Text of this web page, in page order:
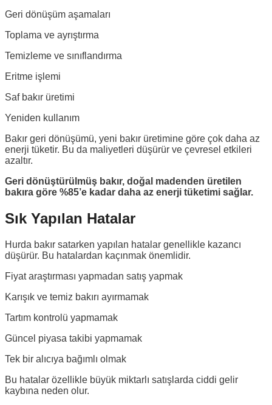
Geri dönüşüm aşamaları
Toplama ve ayrıştırma
Temizleme ve sınıflandırma
Eritme işlemi
Saf bakır üretimi
Yeniden kullanım
Bakır geri dönüşümü, yeni bakır üretimine göre çok daha az
enerji tüketir. Bu da maliyetleri düşürür ve çevresel etkileri
azaltır.
Geri dönüştürülmüş bakır, doğal madenden üretilen
bakıra göre %85’e kadar daha az enerji tüketimi sağlar.
Sık Yapılan Hatalar
Hurda bakır satarken yapılan hatalar genellikle kazancı
düşürür. Bu hatalardan kaçınmak önemlidir.
Fiyat araştırması yapmadan satış yapmak
Karışık ve temiz bakırı ayırmamak
Tartım kontrolü yapmamak
Güncel piyasa takibi yapmamak
Tek bir alıcıya bağımlı olmak
Bu hatalar özellikle büyük miktarlı satışlarda ciddi gelir
kaybına neden olur.